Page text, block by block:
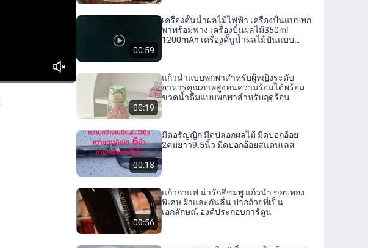
00:59
เครื่องคั้นน้ำผลไม้ไฟฟ้า เครื่องปั่นแบบพก
พาพร้อมฟาง เครื่องปั่นผลไม้350ml
1200mAh เครื่องคั้นน้ำผลไม้ปั่นแบบ
00:19
แก้วน้ำแบบพกพาสำหรับผู้หญิงระดับ
อาหารคุณภาพสูงทนความร้อนได้พร้อม
ขวดน้ำดื่มแบบพกพาสำหรับฤดูร้อน
00:18
มีดอรัญญิก มีดปลอกผลไม้ มีดปอกอ้อย
2คมยาว9.5นิ้ว มีดปอกอ้อยสแตนเลส
00:56
แก้วกาแฟ น่ารักสีชมพู แก้วน้ำ ขอบทอง
พิเศษ ฝ้าและกันลื่น ปากถ้วยที่เป็น
เอกลักษณ์ องค์ประกอบการ์ตูน